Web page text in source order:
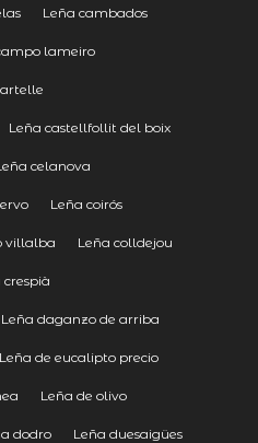
Leña cambados
lameiro
Leña castellfollit del boix
celanova
Leña coirós
villalba Leña colldejou
crespià
Leña daganzo de arriba
Leña de eucalipto precio
Leña de olivo
dodro Leña duesaigües